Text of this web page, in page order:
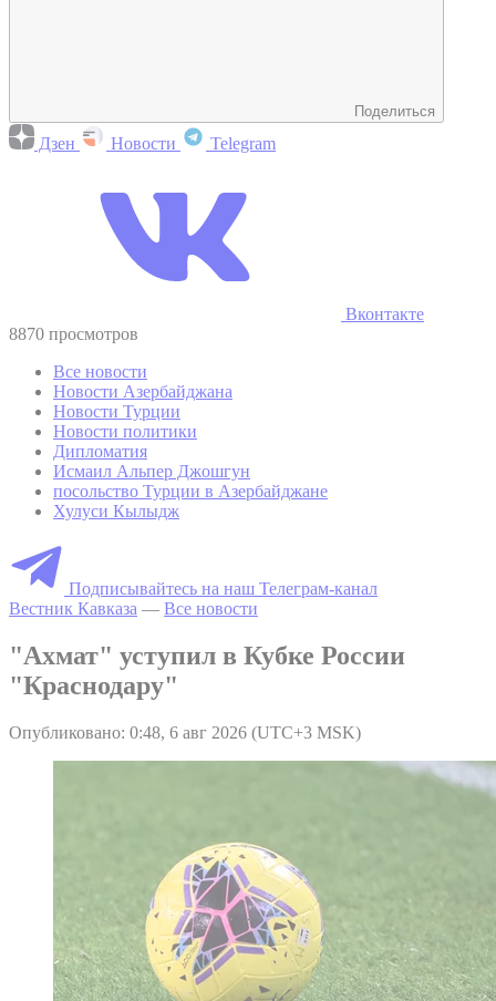
Поделиться
Дзен Новости Telegram
Вконтакте
8870 просмотров
Все новости
Новости Азербайджана
Новости Турции
Новости политики
Дипломатия
Исмаил Альпер Джошгун
посольство Турции в Азербайджане
Хулуси Кылыдж
Подписывайтесь на наш Телеграм-канал
Вестник Кавказа — Все новости
"Ахмат" уступил в Кубке России
"Краснодару"
Опубликовано: 0:48, 6 авг 2026 (UTC+3 MSK)